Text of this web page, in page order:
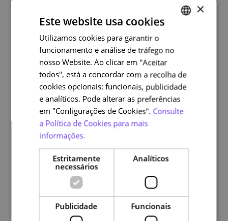
Organizações
ENGLISH
×
Este website usa cookies
Utilizamos cookies para garantir o
funcionamento e análise de tráfego no
nosso Website. Ao clicar em "Aceitar
todos", está a concordar com a recolha de
cookies opcionais: funcionais, publicidade
e analíticos. Pode alterar as preferências
em "Configurações de Cookies". Consulte
a Política de Cookies para mais
informações.
Estritamente
necessários
Analíticos
Publicidade Funcionais